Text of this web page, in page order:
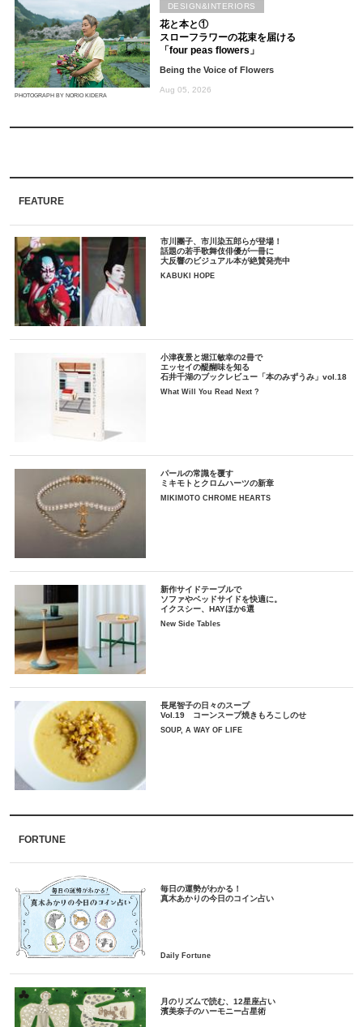
PHOTOGRAPH BY NORIO KIDERA
花と本と①
スローフラワーの花束を届ける
「four peas flowers」
Being the Voice of Flowers
Aug 05, 2026
DESIGN&INTERIORS
FEATURE
市川團子、市川染五郎らが登場！
話題の若手歌舞伎俳優が一冊に
大反響のビジュアル本が絶賛発売中
KABUKI HOPE
小津夜景と堀江敏幸の2冊で
エッセイの醍醐味を知る
石井千湖のブックレビュー「本のみずうみ」vol.18
What Will You Read Next ?
パールの常識を覆す
ミキモトとクロムハーツの新章
MIKIMOTO CHROME HEARTS
新作サイドテーブルで
ソファやベッドサイドを快適に。
イクスシー、HAYほか6選
New Side Tables
長尾智子の日々のスープ
Vol.19 コーンスープ焼きもろこしのせ
SOUP, A WAY OF LIFE
FORTUNE
毎日の運勢がわかる！
月のリズムで読む、12星座占い